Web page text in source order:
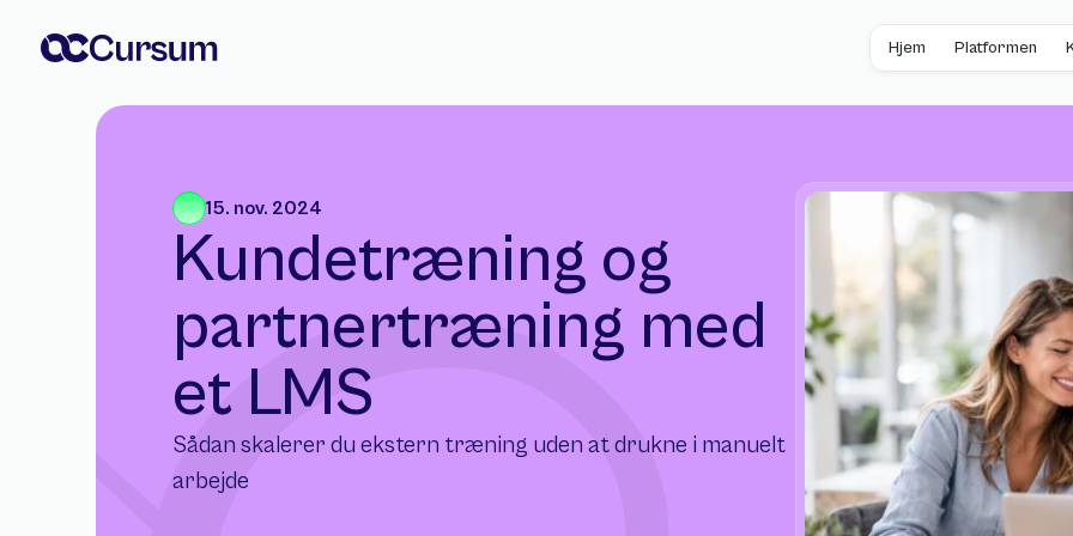
15. nov. 2024
Kundetræning og
partnertræning med
et LMS
Sådan skalerer du ekstern træning uden at drukne i manuelt
arbejde
Hjem Platformen